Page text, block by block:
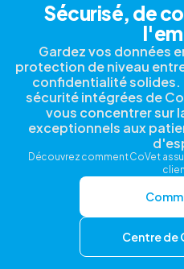
Sécurisé, de
Gardez vos données
protection de niveau
confidentialité
sécurité intégrées de
vous concentrer sur
exceptionnels aux
Découvrez comment CoVet
Centre de